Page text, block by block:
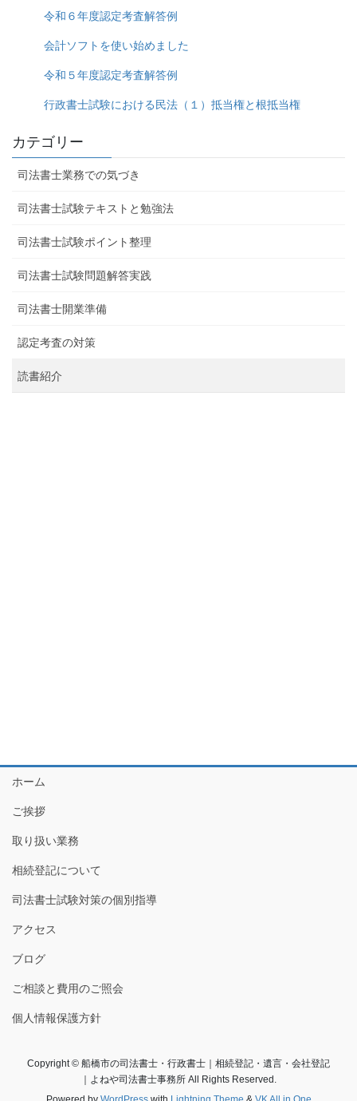
令和６年度認定考査解答例
会計ソフトを使い始めました
令和５年度認定考査解答例
行政書士試験における民法（１）抵当権と根抵当権
カテゴリー
司法書士業務での気づき
司法書士試験テキストと勉強法
司法書士試験ポイント整理
司法書士試験問題解答実践
司法書士開業準備
認定考査の対策
読書紹介
ホーム
ご挨拶
取り扱い業務
相続登記について
司法書士試験対策の個別指導
アクセス
ブログ
ご相談と費用のご照会
個人情報保護方針
Copyright © 船橋市の司法書士・行政書士｜相続登記・遺言・会社登記
｜よねや司法書士事務所 All Rights Reserved.